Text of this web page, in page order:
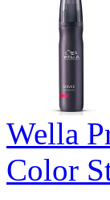
Wella
Color